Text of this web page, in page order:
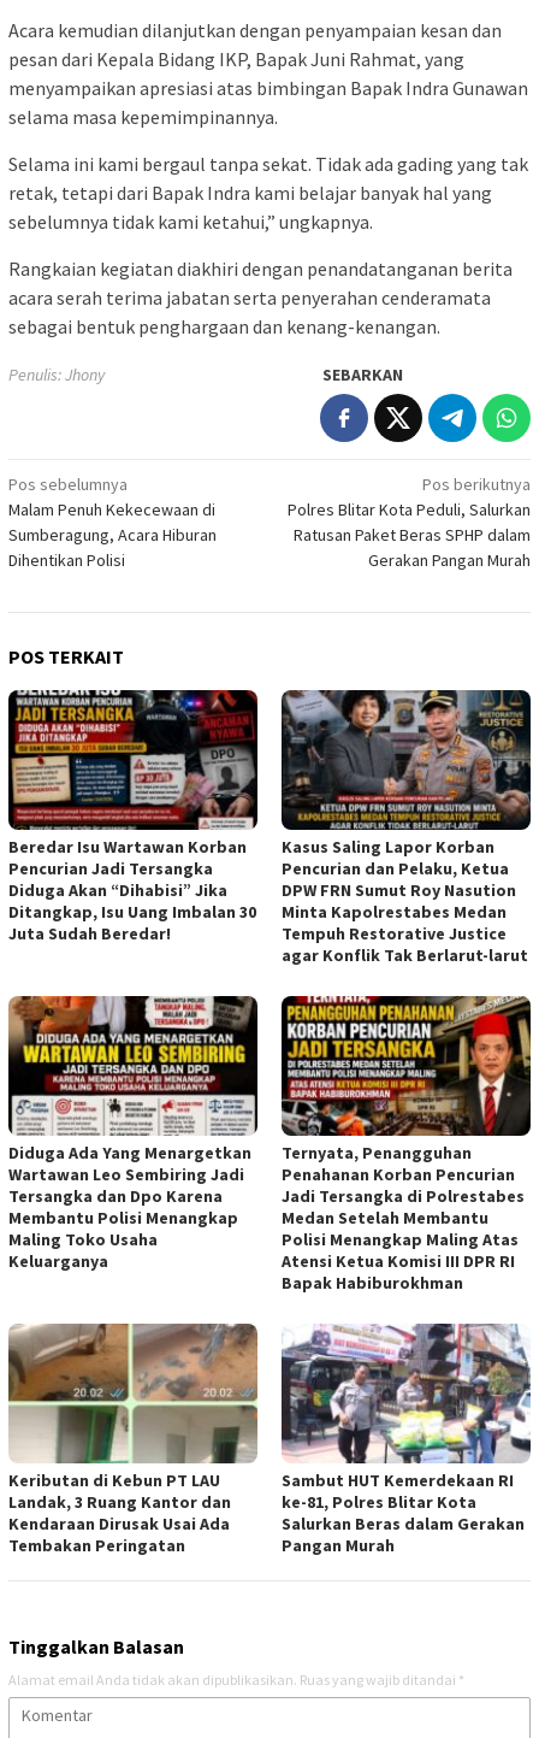
Acara kemudian dilanjutkan dengan penyampaian kesan dan
pesan dari Kepala Bidang IKP, Bapak Juni Rahmat, yang
menyampaikan apresiasi atas bimbingan Bapak Indra Gunawan
selama masa kepemimpinannya.
Selama ini kami bergaul tanpa sekat. Tidak ada gading yang tak
retak, tetapi dari Bapak Indra kami belajar banyak hal yang
sebelumnya tidak kami ketahui,” ungkapnya.
Rangkaian kegiatan diakhiri dengan penandatanganan berita
acara serah terima jabatan serta penyerahan cenderamata
sebagai bentuk penghargaan dan kenang-kenangan.
Penulis: Jhony SEBARKAN
Navigasi
pos
Pos sebelumnya
Malam Penuh Kekecewaan di
Sumberagung, Acara Hiburan
Dihentikan Polisi
Pos berikutnya
Polres Blitar Kota Peduli, Salurkan
Ratusan Paket Beras SPHP dalam
Gerakan Pangan Murah
POS TERKAIT
Beredar Isu Wartawan Korban
Pencurian Jadi Tersangka
Diduga Akan “Dihabisi” Jika
Ditangkap, Isu Uang Imbalan 30
Juta Sudah Beredar!
Kasus Saling Lapor Korban
Pencurian dan Pelaku, Ketua
DPW FRN Sumut Roy Nasution
Minta Kapolrestabes Medan
Tempuh Restorative Justice
agar Konflik Tak Berlarut-larut
Diduga Ada Yang Menargetkan
Wartawan Leo Sembiring Jadi
Tersangka dan Dpo Karena
Membantu Polisi Menangkap
Maling Toko Usaha
Keluarganya
Ternyata, Penangguhan
Penahanan Korban Pencurian
Jadi Tersangka di Polrestabes
Medan Setelah Membantu
Polisi Menangkap Maling Atas
Atensi Ketua Komisi III DPR RI
Bapak Habiburokhman
Keributan di Kebun PT LAU
Landak, 3 Ruang Kantor dan
Kendaraan Dirusak Usai Ada
Tembakan Peringatan
Sambut HUT Kemerdekaan RI
ke-81, Polres Blitar Kota
Salurkan Beras dalam Gerakan
Pangan Murah
Tinggalkan Balasan
Alamat email Anda tidak akan dipublikasikan. Ruas yang wajib ditandai *